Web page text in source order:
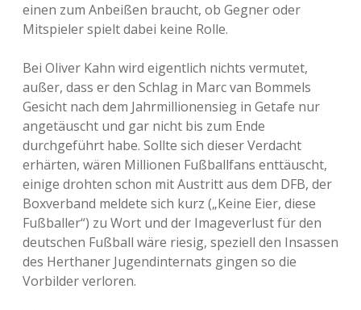
einen zum Anbeißen braucht, ob Gegner oder
Mitspieler spielt dabei keine Rolle.
Bei Oliver Kahn wird eigentlich nichts vermutet,
außer, dass er den Schlag in Marc van Bommels
Gesicht nach dem Jahrmillionensieg in Getafe nur
angetäuscht und gar nicht bis zum Ende
durchgeführt habe. Sollte sich dieser Verdacht
erhärten, wären Millionen Fußballfans enttäuscht,
einige drohten schon mit Austritt aus dem DFB, der
Boxverband meldete sich kurz („Keine Eier, diese
Fußballer“) zu Wort und der Imageverlust für den
deutschen Fußball wäre riesig, speziell den Insassen
des Herthaner Jugendinternats gingen so die
Vorbilder verloren.